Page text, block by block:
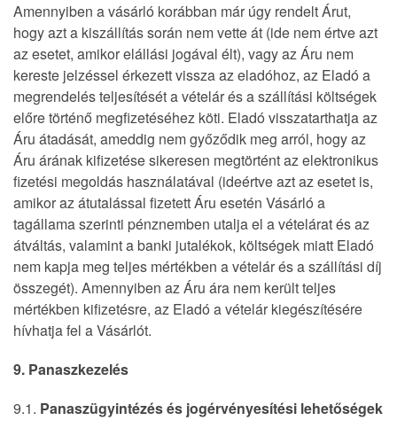
Amennyiben a vásárló korábban már úgy rendelt Árut,
hogy azt a kiszállítás során nem vette át (ide nem értve azt
az esetet, amikor elállási jogával élt), vagy az Áru nem
kereste jelzéssel érkezett vissza az eladóhoz, az Eladó a
megrendelés teljesítését a vételár és a szállítási költségek
előre történő megfizetéséhez köti. Eladó visszatarthatja az
Áru átadását, ameddig nem győződik meg arról, hogy az
Áru árának kifizetése sikeresen megtörtént az elektronikus
fizetési megoldás használatával (ideértve azt az esetet is,
amikor az átutalással fizetett Áru esetén Vásárló a
tagállama szerinti pénznemben utalja el a vételárat és az
átváltás, valamint a banki jutalékok, költségek miatt Eladó
nem kapja meg teljes mértékben a vételár és a szállítási díj
összegét). Amennyiben az Áru ára nem került teljes
mértékben kifizetésre, az Eladó a vételár kiegészítésére
hívhatja fel a Vásárlót.
9. Panaszkezelés
9.1. Panaszügyintézés és jogérvényesítési lehetőségek